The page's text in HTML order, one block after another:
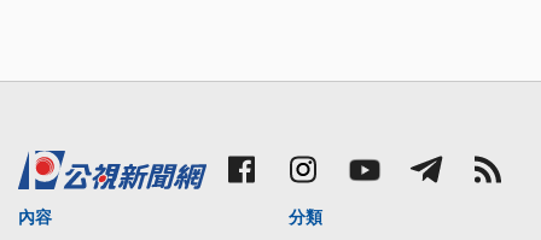
內容
分類